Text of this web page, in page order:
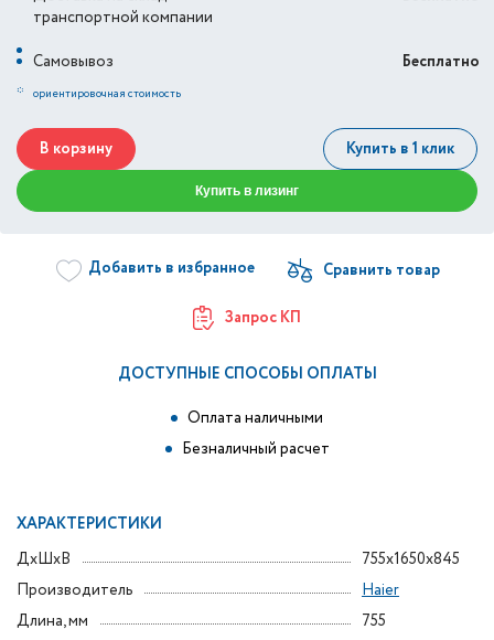
транспортной компании
Самовывоз
Бесплатно
* ориентировочная стоимость
В корзину Купить в 1 клик
Купить в лизинг
Добавить в избранное
Запрос КП
ДОСТУПНЫЕ СПОСОБЫ ОПЛАТЫ
Оплата наличными
Безналичный расчет
ХАРАКТЕРИСТИКИ
ДxШxВ
755x1650x845
Производитель
Haier
Длина, мм
755